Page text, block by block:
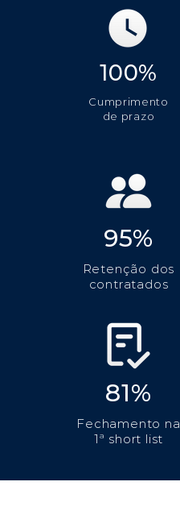
100%
Cumprimento
de prazo
95%
Retenção dos
contratados
81%
Fechamento na
1ª short list